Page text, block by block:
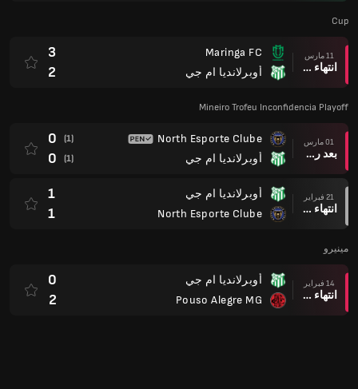
مينيرو
14 فبراير
انتهاء وقت المباراة
أوبرلانديا ام جي
Pouso Alegre MG
0
2
07 فبراير
North Esporte Clube
3
نادي رياضي SJDR MG
أوبرلانديا ام جي
0
3
أوبرلانديا ام جي
1
21 يناير
انتهاء وقت المباراة
أوبرلانديا ام جي
Itabirito FC MG
0
1